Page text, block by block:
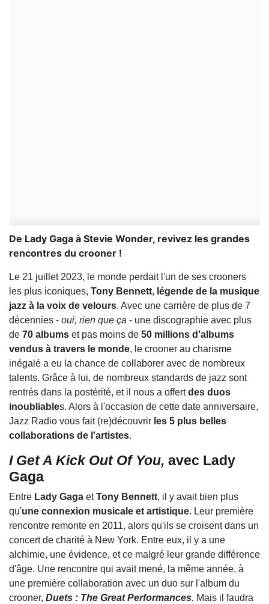
De Lady Gaga à Stevie Wonder, revivez les grandes
rencontres du crooner !
Le 21 juillet 2023, le monde perdait l'un de ses crooners
les plus iconiques, Tony Bennett, légende de la musique
jazz à la voix de velours. Avec une carrière de plus de 7
décennies - oui, rien que ça - une discographie avec plus
de 70 albums et pas moins de 50 millions d'albums
vendus à travers le monde, le crooner au charisme
inégalé a eu la chance de collaborer avec de nombreux
talents. Grâce à lui, de nombreux standards de jazz sont
rentrés dans la postérité, et il nous a offertdes duos
inoubliables. Alors à l'occasion de cette date anniversaire,
Jazz Radio vous fait (re)découvrir les 5 plus belles
collaborations de l'artistes.
I Get A Kick Out Of You, avec Lady
Gaga
Entre Lady Gaga etTony Bennett, il y avait bien plus
qu'une connexion musicale et artistique. Leur première
rencontre remonte en 2011, alors qu'ils se croisent dans un
concert de charité à New York. Entre eux, il y a une
alchimie, une évidence, et ce malgré leur grande différence
d'âge. Une rencontre qui avait mené, la même année, à
une première collaboration avec un duo sur l'album du
crooner, Duets : The Great Performances. Mais il faudra